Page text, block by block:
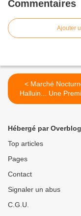
Commentaires
Ajouter
< Marché Nocturne à
Halluin... Une
(Vendredi 14
Hébergé par Overblog
Top articles
Pages
Contact
Signaler un abus
C.G.U.